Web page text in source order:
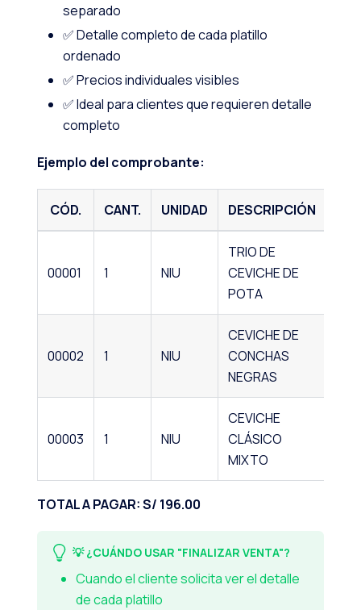
separado
✅ Detalle completo de cada platillo
ordenado
✅ Precios individuales visibles
✅ Ideal para clientes que requieren detalle
completo
Ejemplo del comprobante:
CÓD. CANT. UNIDAD DESCRIPCIÓN
00001 1 NIU
TRIO DE
CEVICHE DE
POTA
00002 1 NIU
CEVICHE DE
CONCHAS
NEGRAS
00003 1 NIU
CEVICHE
CLÁSICO
MIXTO
TOTAL A PAGAR: S/ 196.00
💡 ¿CUÁNDO USAR "FINALIZAR VENTA"?
Cuando el cliente solicita ver el detalle
de cada platillo